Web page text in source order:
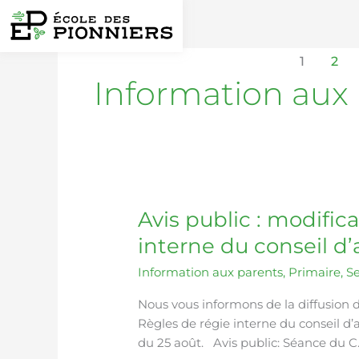
Aller
au
Information aux
Avis public :
interne du conseil
Information aux parents, Primaire,
Nous vous informons de la diffusion
Règles de régie interne du conseil
du 25 août. Avis public: Séance du
Avis
public
:
modification
règles
de
régie
1 2